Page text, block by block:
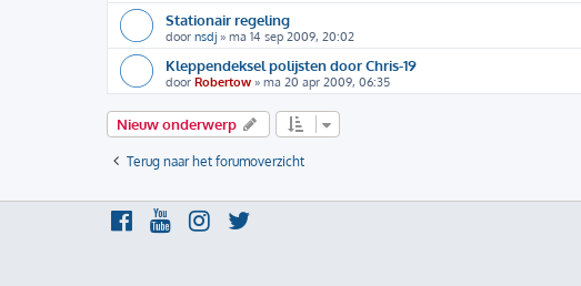
Stationair regeling
door nsdj » ma 14 sep 2009, 20:02
Kleppendeksel polijsten door Chris-19
door Robertow » ma 20 apr 2009, 06:35
Nieuw onderwerp
Terug naar het forumoverzicht